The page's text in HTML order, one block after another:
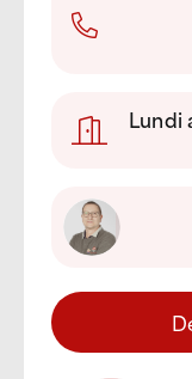
Lundi